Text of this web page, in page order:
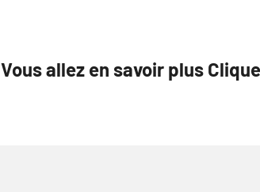
Vous allez en savoir plus